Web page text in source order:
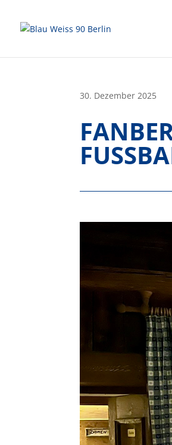
content
30. Dezember 2025